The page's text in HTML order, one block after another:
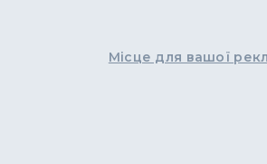
Місце для вашої